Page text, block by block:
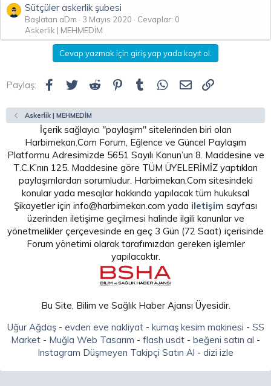
Sütçüler askerlik şubesi
Başlatan aDm 3 Mayıs 2020
Cevaplar: 0
Askerlik | MEHMEDİM
Cevap yazmak için giriş yap yada kayıt ol.
Paylaş: Facebook
Twitter Reddit Pinterest
Tumblr WhatsApp
E-posta
Askerlik | MEHMEDİM
İçerik sağlayıcı "paylaşım" sitelerinden biri olan
Harbimekan.Com Forum, Eğlence ve Güncel Paylaşım
Platformu Adresimizde 5651 Sayılı Kanun’un 8. Maddesine ve
T.C.K’nın 125. Maddesine göre TÜM ÜYELERİMİZ yaptıkları
paylaşımlardan sorumludur. Harbimekan.Com sitesindeki
konular yada mesajlar hakkında yapılacak tüm hukuksal
Şikayetler için info@harbimekan.com yada iletişim sayfası
üzerinden iletişime geçilmesi halinde ilgili kanunlar ve
yönetmelikler çerçevesinde en geç 3 Gün (72 Saat) içerisinde
Forum yönetimi olarak tarafımızdan gereken işlemler
yapılacaktır.
Bu Site, Bilim ve Sağlık Haber Ajansı Üyesidir.
Uğur Ağdaş- evden eve nakliyat- kumaş kesim makinesi - SS
Market - Muğla Web Tasarım - flash usdt - beğeni satın al -
Instagram Düşmeyen Takipçi Satın Al - dizi izle